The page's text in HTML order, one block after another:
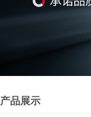
产品展示